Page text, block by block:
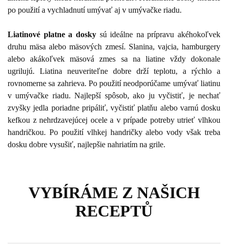
po použití a vychladnutí umývať aj v umývačke riadu.
Liatinové platne a doskysú ideálne na prípravu akéhokoľvek
druhu mäsa alebo mäsových zmesí. Slanina, vajcia, hamburgery
alebo akákoľvek mäsová zmes sa na liatine vždy dokonale
ugrilujú. Liatina neuveriteľne dobre drží teplotu, a rýchlo a
rovnomerne sa zahrieva. Po použití neodporúčame umývať liatinu
v umývačke riadu. Najlepší spôsob, ako ju vyčistiť, je nechať
zvyšky jedla poriadne pripáliť, vyčistiť platňu alebo varnú dosku
kefkou z nehrdzavejúcej ocele a v prípade potreby utrieť vlhkou
handričkou. Po použití vlhkej handričky alebo vody však treba
dosku dobre vysušiť, najlepšie nahriatím na grile.
VYBÍRÁME Z NAŠICH
RECEPTŮ